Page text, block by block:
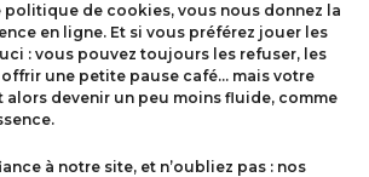
politique de cookies, vous nous donnez la
en ligne. Et si vous préférez jouer les
: vous pouvez toujours les refuser, les
une petite pause café… mais votre
devenir un peu moins fluide, comme
à notre site, et n’oubliez pas : nos
Contact
Politique de cookies